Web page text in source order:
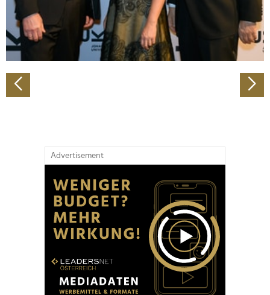
Wir verwenden Cookies, um Inhalte und Anzeigen zu
personalisieren, Funktionen für soziale Medien anbieten
zu können und die Zugriffe auf unsere Website zu
analysieren. Außerdem geben wir Informationen zu Ihrer
Verwendung unserer Website an unsere Partner für
soziale Medien, Werbung und Analysen weiter. Unsere
Partner führen diese Informationen möglicherweise mit
Advertisement